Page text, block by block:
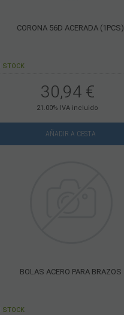
CORONA 56D ACERADA (1PCS)
STOCK
30,94 €
21.00% IVA incluido
AÑADIR A CESTA
BOLAS ACERO PARA BRAZOS
STOCK